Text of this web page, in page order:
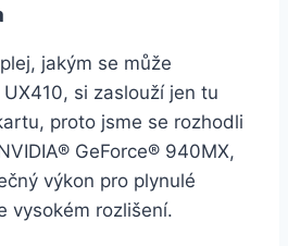
jakým se může
si zaslouží jen tu
proto jsme se rozhodli
GeForce® 940MX,
výkon pro plynulé
vysokém rozlišení.